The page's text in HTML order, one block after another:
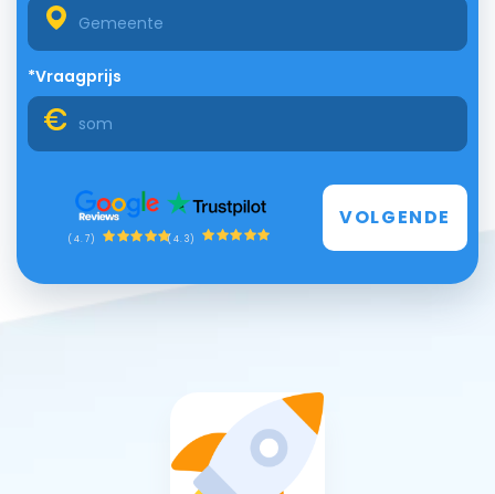
*Vraagprijs
(4.7) (4.3)
VOLGENDE